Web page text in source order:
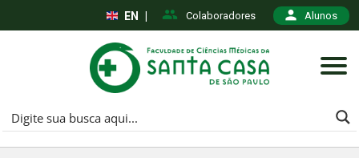
Colaboradores Alunos
EN